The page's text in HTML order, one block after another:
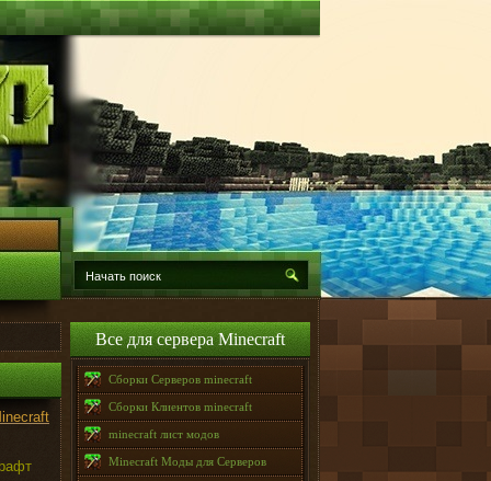
Все для сервера Minecraft
Сборки Серверов minecraft
Сборки Клиентов minecraft
minecraft лист модов
Minecraft Моды для Серверов